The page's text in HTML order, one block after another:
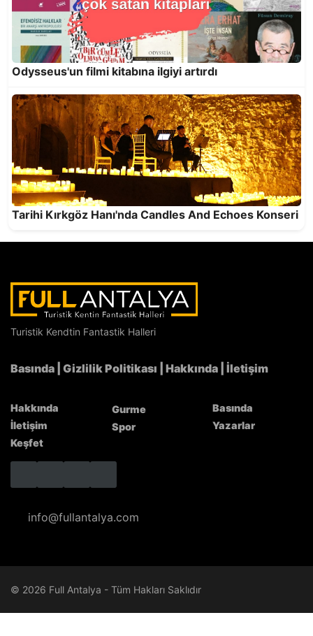
Antalya’da en çok okunan kitaplar… İlk sırada
Ahmet Telli’den “Veda Divanı” var
Antalya’nın Hizmet Kalitesi NATO Zirvesi’nde
Türkiye’yi Temsil Etti
Odysseus'un filmi kitabına ilgiyi artırdı
Tarihi Kırkgöz Hanı'nda Candles And Echoes Konseri
Turistik Kendtin Fantastik Halleri
Basında Gizlilik Politikası Hakkında İletişim
Hakkında
İletişim
Keşfet
Gurme
Spor
Basında
Yazarlar
info@fullantalya.com
© 2026 Full Antalya - Tüm Hakları Saklıdır